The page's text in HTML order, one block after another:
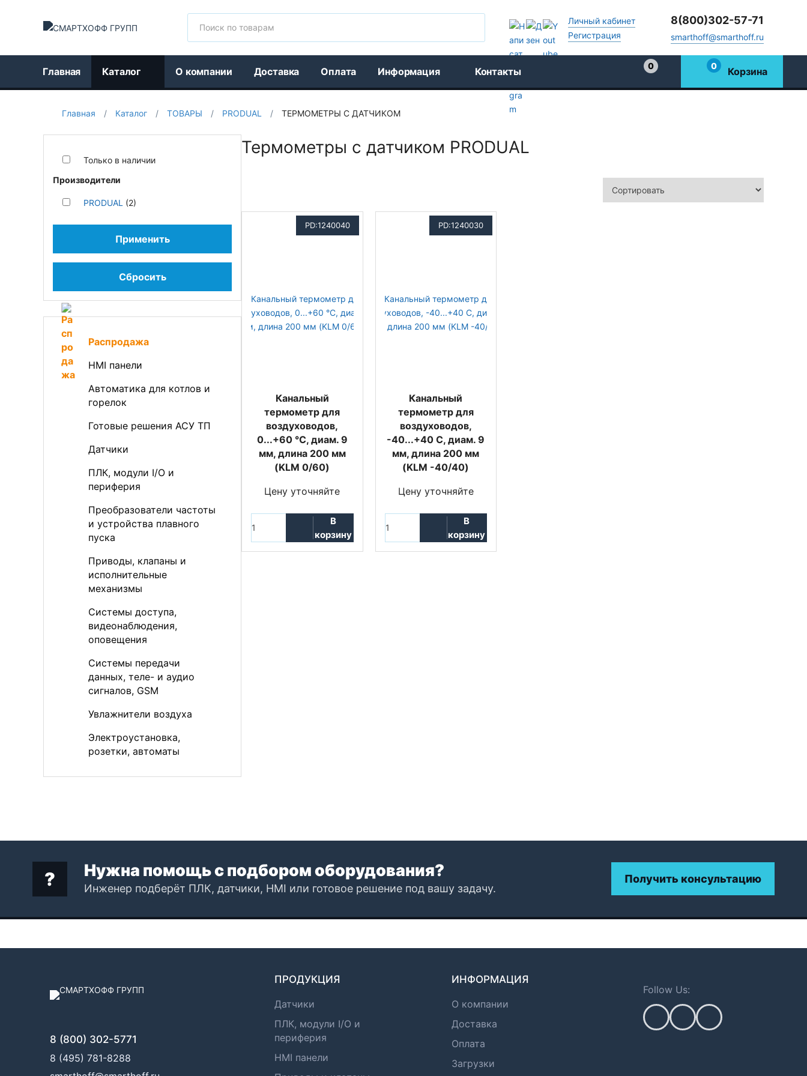
Личный кабинет
Регистрация
8(800)302-57-71
smarthoff@smarthoff.ru
Главная Каталог О компании Доставка Оплата Информация Контакты
0
0 Корзина
Главная / Каталог / ТОВАРЫ / PRODUAL / ТЕРМОМЕТРЫ С ДАТЧИКОМ
Только в наличии
Производители
PRODUAL (2)
Применить
Сбросить
Распродажа
HMI панели
Автоматика для котлов и
горелок
Готовые решения АСУ ТП
Датчики
ПЛК, модули I/O и
периферия
Преобразователи частоты
и устройства плавного
пуска
Приводы, клапаны и
исполнительные
механизмы
Системы доступа,
видеонаблюдения,
оповещения
Системы передачи
данных, теле- и аудио
сигналов, GSM
Увлажнители воздуха
Электроустановка,
розетки, автоматы
Термометры с датчиком PRODUAL
PD:1240040
Канальный
термометр для
воздуховодов,
0...+60 °C, диам. 9
мм, длина 200 мм
(KLM 0/60)
Цену уточняйте
В
корзину
PD:1240030
Канальный
термометр для
воздуховодов,
-40...+40 C, диам. 9
мм, длина 200 мм
(KLM -40/40)
Цену уточняйте
В
корзину
Нужна помощь с подбором оборудования?
Инженер подберёт ПЛК, датчики, HMI или готовое решение под вашу задачу.
Получить консультацию
8 (800) 302-5771
8 (495) 781-8288
ПРОДУКЦИЯ
Датчики
ПЛК, модули I/O и
периферия
HMI панели
ИНФОРМАЦИЯ
О компании
Доставка
Оплата
Загрузки
Follow Us: